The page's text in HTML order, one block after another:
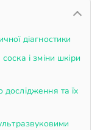
діагностики
і зміни шкіри
та їх